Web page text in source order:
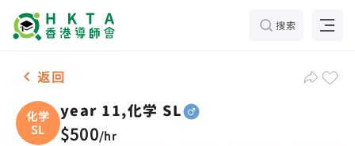
搜索
男-1名 year 11,化学 SL，蓝田 补习推介
返回
化学
SL
year 11,化学 SL
$500/hr